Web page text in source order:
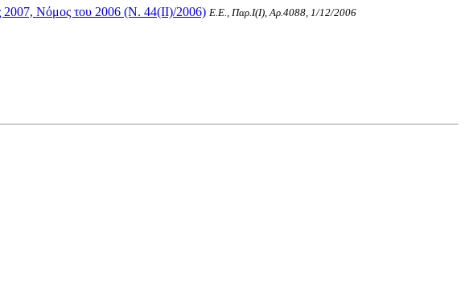
2007, Νόμος του 2006 (Ν. 44(II)/2006) Ε.Ε., Παρ.Ι(I), Αρ.4088, 1/12/2006